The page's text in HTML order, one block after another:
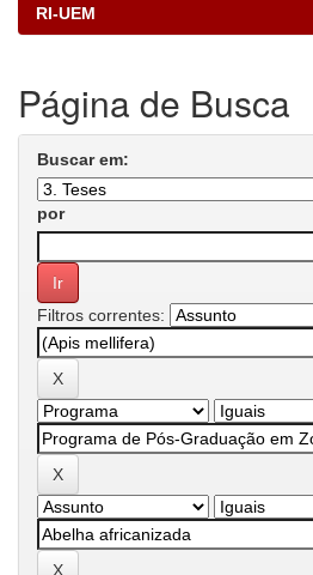
RI-UEM
Página de Busca
Buscar em:
por
Filtros correntes: